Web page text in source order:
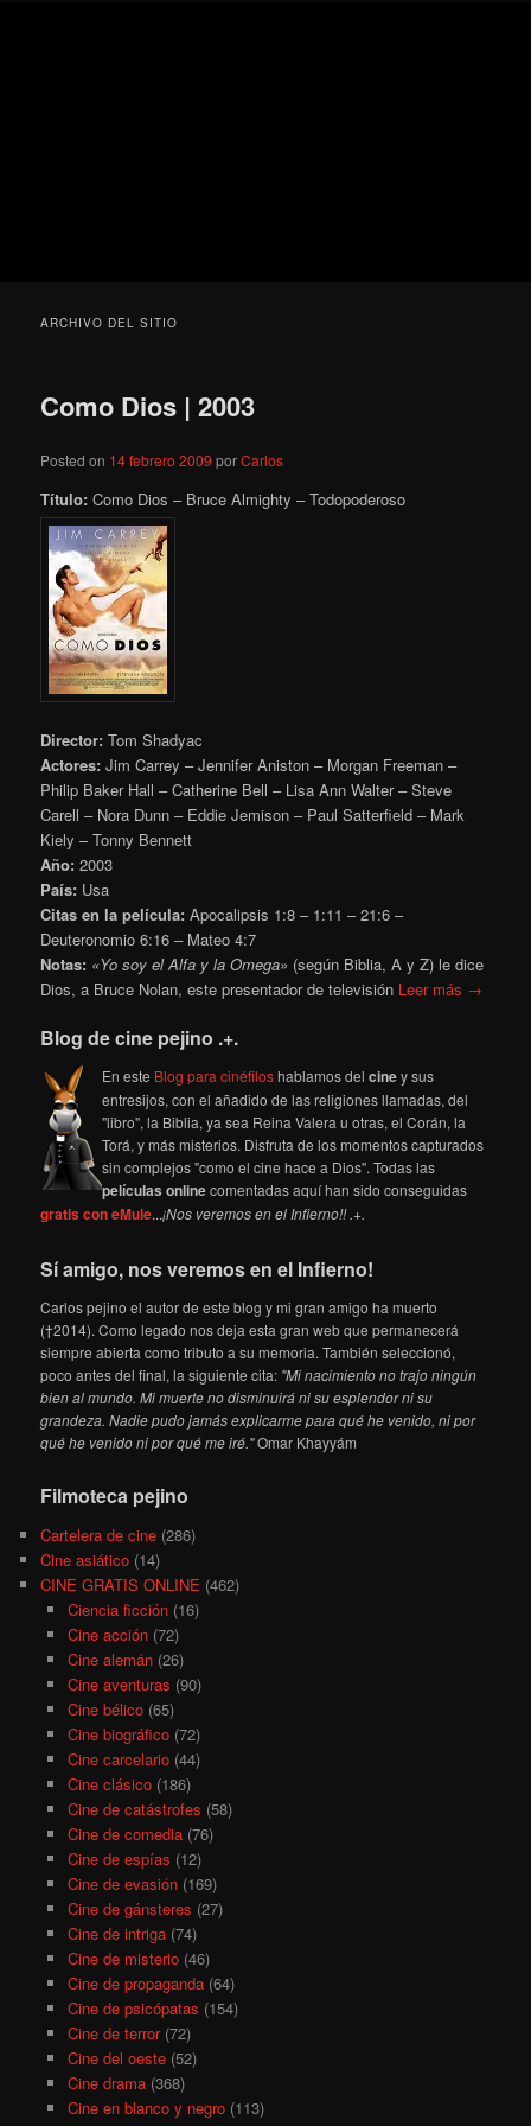
ARCHIVO DEL SITIO
Como Dios | 2003
Posted on 14 febrero 2009 porCarlos
Título: Como Dios – Bruce Almighty – Todopoderoso
Director: Tom Shadyac
Actores: Jim Carrey – Jennifer Aniston – Morgan Freeman –
Philip Baker Hall – Catherine Bell – Lisa Ann Walter – Steve
Carell – Nora Dunn – Eddie Jemison – Paul Satterfield – Mark
Kiely – Tonny Bennett
Año: 2003
País: Usa
Citas en la película: Apocalipsis 1:8 – 1:11 – 21:6 –
Deuteronomio 6:16 – Mateo 4:7
Notas: «Yo soy el Alfa y la Omega» (según Biblia, A y Z) le dice
Dios, a Bruce Nolan, este presentador de televisión Leer más →
Blog de cine pejino .+.
En este Blog para cinéfiloshablamos delciney sus
entresijos, con el añadido de las religiones llamadas, del
"libro", la Biblia, ya sea Reina Valera u otras, el Corán, la
Torá, y más misterios. Disfruta de los momentos capturados
sin complejos "como el cine hace a Dios". Todas las
películas onlinecomentadas aquí han sido conseguidas
gratis con eMule...¡Nos veremos en el Infierno!! .+.
Sí amigo, nos veremos en el Infierno!
Carlos pejino el autor de este blog y mi gran amigo ha muerto
(†2014). Como legado nos deja esta gran web que permanecerá
siempre abierta como tributo a su memoria. También seleccionó,
poco antes del final, la siguiente cita: "Mi nacimiento no trajo ningún
bien al mundo. Mi muerte no disminuirá ni su esplendor ni su
grandeza. Nadie pudo jamás explicarme para qué he venido, ni por
qué he venido ni por qué me iré."Omar Khayyám
Filmoteca pejino
Cartelera de cine (286)
Cine asiático (14)
CINE GRATIS ONLINE (462)
Ciencia ficción(16)
Cine acción(72)
Cine alemán(26)
Cine aventuras (90)
Cine bélico(65)
Cine biográfico(72)
Cine carcelario(44)
Cine clásico(186)
Cine de catástrofes (58)
Cine de comedia(76)
Cine de espías (12)
Cine de evasión(169)
Cine de gánsteres (27)
Cine de intriga(74)
Cine de misterio(46)
Cine de propaganda(64)
Cine de psicópatas (154)
Cine de terror(72)
Cine del oeste(52)
Cine drama(368)
Cine en blanco y negro(113)